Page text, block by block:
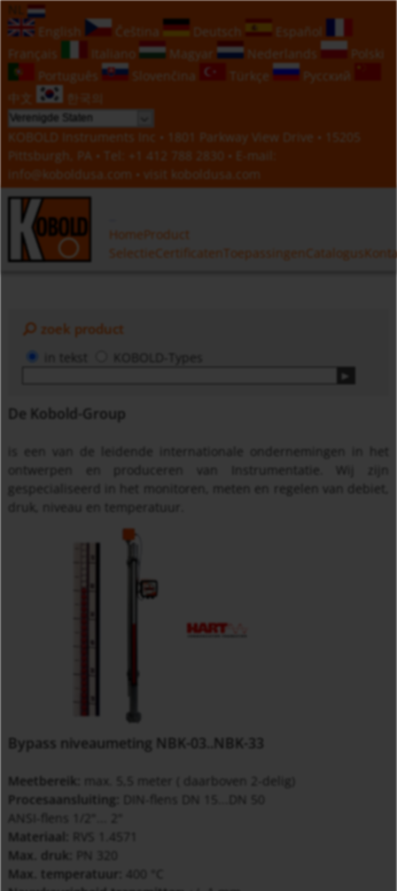
NL
English
Čeština Deutsch
Español
Français
Italiano Magyar Nederlands
Polski
Português
Slovenčina Türkçe
Русский
中文
한국의
KOBOLD Instruments Inc • 1801 Parkway View Drive • 15205
Pittsburgh, PA • Tel:
+1 412 788 2830 • E-mail:
info@koboldusa.com • visit koboldusa.com
HomeProduct
SelectieCertificaten Toepassingen Catalogus
zoek product
in tekst KOBOLD-Types
De Kobold-Group
is een van de leidende internationale ondernemingen in het
ontwerpen en produceren van Instrumentatie. Wij zijn
gespecialiseerd in het monitoren, meten en regelen van debiet,
druk, niveau en temperatuur.
Bypass niveaumeting NBK-03..NBK-33
Meetbereik:
max. 5,5 meter ( daarboven 2-delig)
Procesaansluiting:
DIN-flens DN 15...DN 50
ANSI-flens 1/2"... 2"
Materiaal:
RVS 1.4571
Max. druk:
PN 320
Max. temperatuur:
400 °C